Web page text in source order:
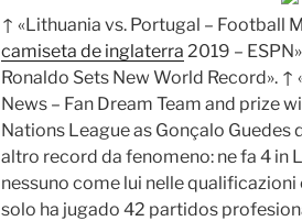
↑ «Lithuania vs. Portugal – Football
camiseta de inglaterra 2019 –
Ronaldo Sets New World Record». ↑
News – Fan Dream Team and prize
Nations League as Gonçalo Guedes
altro record da fenomeno: ne fa 4 in
nessuno come lui nelle qualificazioni
solo ha jugado 42 partidos